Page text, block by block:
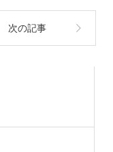
次の記事